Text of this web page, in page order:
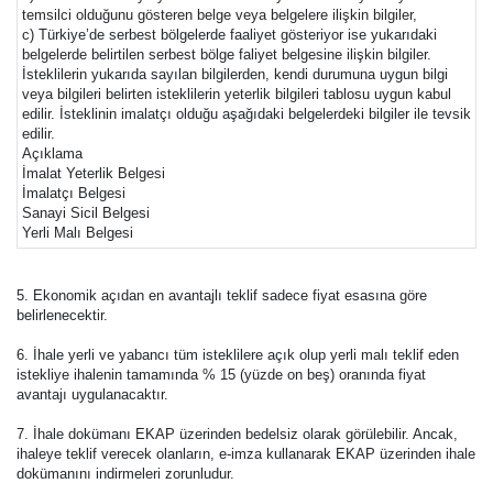
temsilci olduğunu gösteren belge veya belgelere ilişkin bilgiler,
c) Türkiye’de serbest bölgelerde faaliyet gösteriyor ise yukarıdaki
belgelerde belirtilen serbest bölge faliyet belgesine ilişkin bilgiler.
İsteklilerin yukarıda sayılan bilgilerden, kendi durumuna uygun bilgi
veya bilgileri belirten isteklilerin yeterlik bilgileri tablosu uygun kabul
edilir. İsteklinin imalatçı olduğu aşağıdaki belgelerdeki bilgiler ile tevsik
edilir.
Açıklama
İmalat Yeterlik Belgesi
İmalatçı Belgesi
Sanayi Sicil Belgesi
Yerli Malı Belgesi
5. Ekonomik açıdan en avantajlı teklif sadece fiyat esasına göre
belirlenecektir.
6. İhale yerli ve yabancı tüm isteklilere açık olup yerli malı teklif eden
istekliye ihalenin tamamında % 15 (yüzde on beş) oranında fiyat
avantajı uygulanacaktır.
7. İhale dokümanı EKAP üzerinden bedelsiz olarak görülebilir. Ancak,
ihaleye teklif verecek olanların, e-imza kullanarak EKAP üzerinden ihale
dokümanını indirmeleri zorunludur.